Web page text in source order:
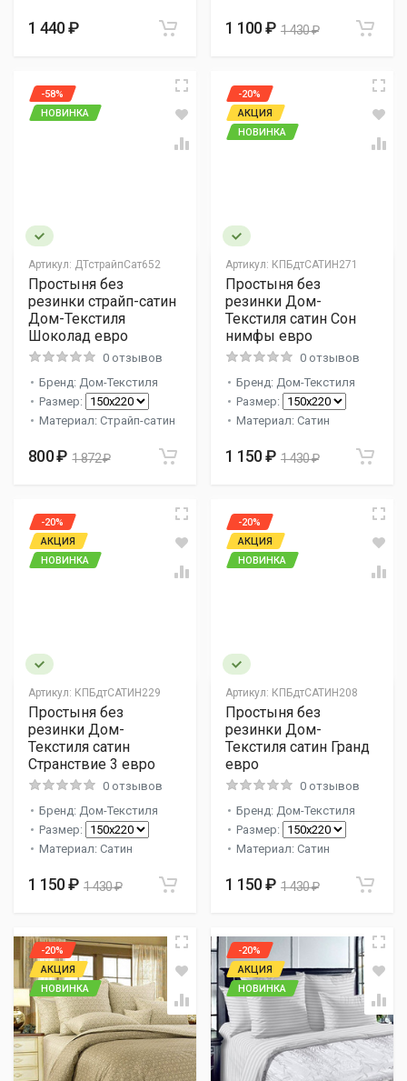
1 440 ₽ 1 100 ₽ 1 430 ₽
Артикул: ДТстрайпСат652
-58%
НОВИНКА
Простыня без
резинки страйп-сатин
Дом-Текстиля
Шоколад евро
0 отзывов
Бренд: Дом-Текстиля
Размер:
Материал: Страйп-сатин
800 ₽ 1 872 ₽
Артикул: КПБдтСАТИН271
-20%
АКЦИЯ
НОВИНКА
Простыня без
резинки Дом-
Текстиля сатин Сон
нимфы евро
0 отзывов
Бренд: Дом-Текстиля
Размер:
Материал: Сатин
1 150 ₽ 1 430 ₽
Артикул: КПБдтСАТИН229
-20%
АКЦИЯ
НОВИНКА
Простыня без
резинки Дом-
Текстиля сатин
Странствие 3 евро
0 отзывов
Бренд: Дом-Текстиля
Размер:
Материал: Сатин
1 150 ₽ 1 430 ₽
Артикул: КПБдтСАТИН208
-20%
АКЦИЯ
НОВИНКА
Простыня без
резинки Дом-
Текстиля сатин Гранд
евро
0 отзывов
Бренд: Дом-Текстиля
Размер:
Материал: Сатин
1 150 ₽ 1 430 ₽
-20%
АКЦИЯ
НОВИНКА
-20%
АКЦИЯ
НОВИНКА